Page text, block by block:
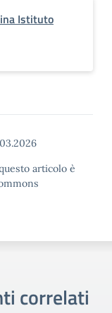
Istituto
articolo è
correlati